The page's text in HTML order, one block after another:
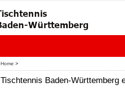
Home >
Tischtennis Baden-Württemberg